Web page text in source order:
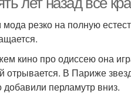
резко на полную
кино про одиссею она
отрывается. В Париже
перламутр вниз.